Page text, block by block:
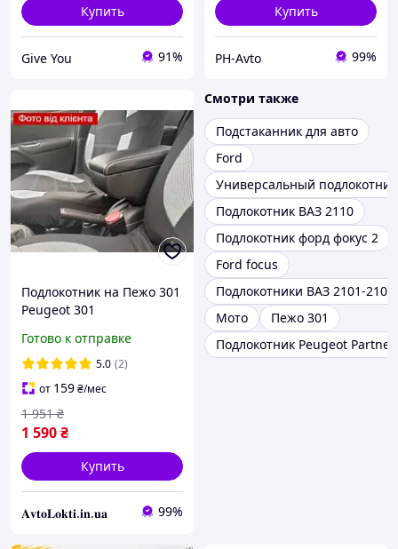
Купить
Give You 91%
Купить
PH-Avto 99%
Подлокотник на Пежо 301
Peugeot 301
Готово к отправке
5.0 (2)
от 159₴/мес
1 590₴
1 951 ₴
Купить
𝐀𝐯𝐭𝐨𝐋𝐨𝐤𝐭𝐢.𝐢𝐧.𝐮𝐚 99%
Смотри также
Подстаканник для авто
Ford
Универсальный подлокотник
Подлокотник ВАЗ 2110
Подлокотник форд фокус 2
Ford focus
Подлокотники ВАЗ 2101-2107
Мото
Пежо 301
Подлокотник Peugeot Partner